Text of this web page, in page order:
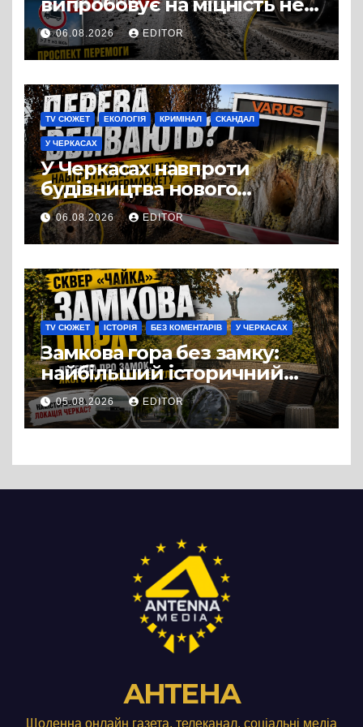
лише людей, а й дороги
Черкас
06.08.2026 EDITOR
TV СЮЖЕТ ЕКОЛОГІЯ КРИМІНАЛ СКАНДАЛ
У ЧЕРКАСАХ
У Черкасах навпроти
будівництва нового
супермаркету VARUS на
проспекті Перемоги всохли
дерева. І це навряд чи
можна назвати
випадковістю
06.08.2026 EDITOR
TV СЮЖЕТ ІСТОРІЯ БЕЗ КОМЕНТАРІВ У ЧЕРКАСАХ
Замкова гора без замку:
найбільший історичний
міф Черкас
05.08.2026 EDITOR
АНТЕНА
Щоденна онлайн газета, телеканал, соціальні медіа